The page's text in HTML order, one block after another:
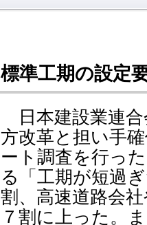
標準工期の設定
日本建設業連合
方改革と担い手
ート調査を行っ
る「工期が短過
割、高速道路会
７割に上った。